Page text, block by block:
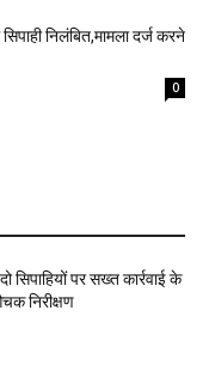
निलंबित,मामला दर्ज करने
0
सिपाहियों पर सख्त कार्रवाई के
निरीक्षण